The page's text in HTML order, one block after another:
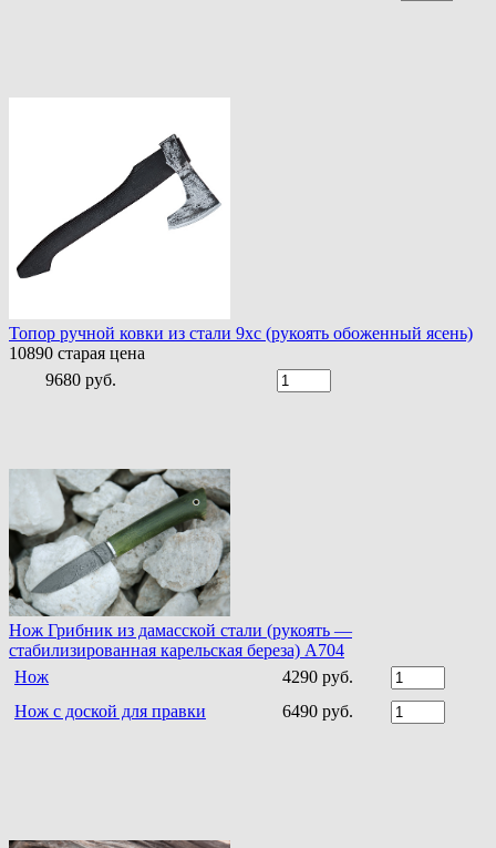
Топор ручной ковки из стали 9хс (рукоять обоженный ясень)
10890 старая цена
9680 руб.
Нож Грибник из дамасской стали (рукоять —
стабилизированная карельская береза) A704
Нож
4290 руб.
Нож с доской для правки
6490 руб.